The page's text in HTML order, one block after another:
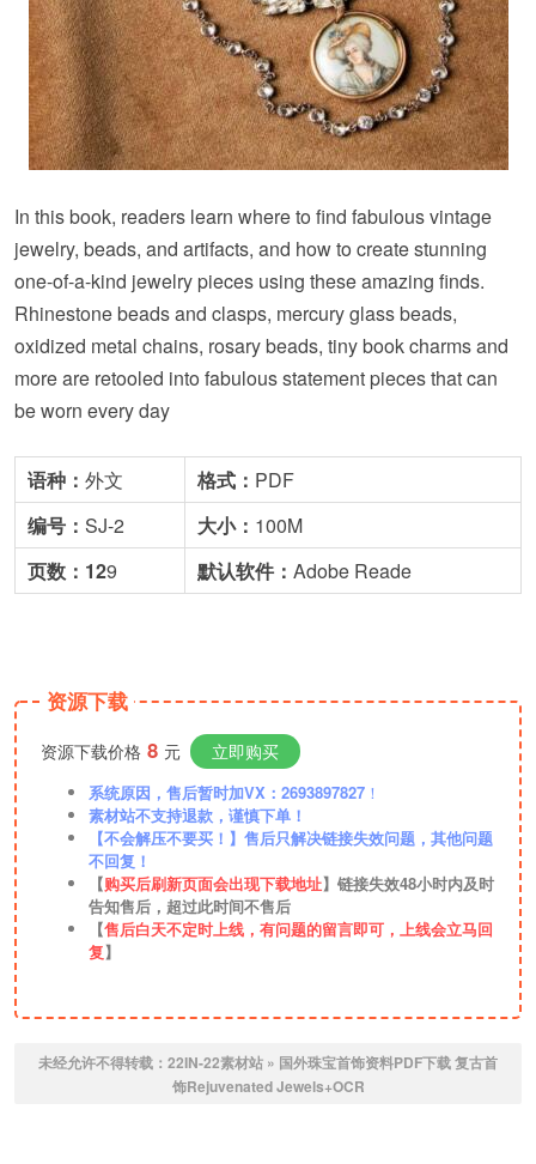
In this book, readers learn where to find fabulous vintage
jewelry, beads, and artifacts, and how to create stunning
one-of-a-kind jewelry pieces using these amazing finds.
Rhinestone beads and clasps, mercury glass beads,
oxidized metal chains, rosary beads, tiny book charms and
more are retooled into fabulous statement pieces that can
be worn every day
语种： 外文 格式： PDF
编号： SJ-2 大小： 100M
页数：129 默认软件： Adobe Reade
资源下载
资源下载价格 8 元 立即购买
系统原因，售后暂时加VX：2693897827 ！
素材站不支持退款，谨慎下单！
【不会解压不要买！】售后只解决链接失效问题，其他问题
不回复！
【购买后刷新页面会出现下载地址】链接失效48小时内及时
告知售后，超过此时间不售后
【售后白天不定时上线，有问题的留言即可，上线会立马回
复】
未经允许不得转载： 22IN-22素材站 » 国外珠宝首饰资料PDF下载 复古首
饰Rejuvenated Jewels+OCR